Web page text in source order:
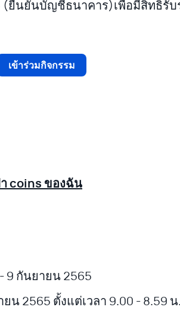
(ยืนยันบัญชีธนาคาร)เพื่อมีสิทธิรั
เข้าร่วมกิจกรรม
า coins ของฉัน
9 กันยายน 2565
น 2565 ตั้งแต่เวลา 9.00 - 8.59 น.